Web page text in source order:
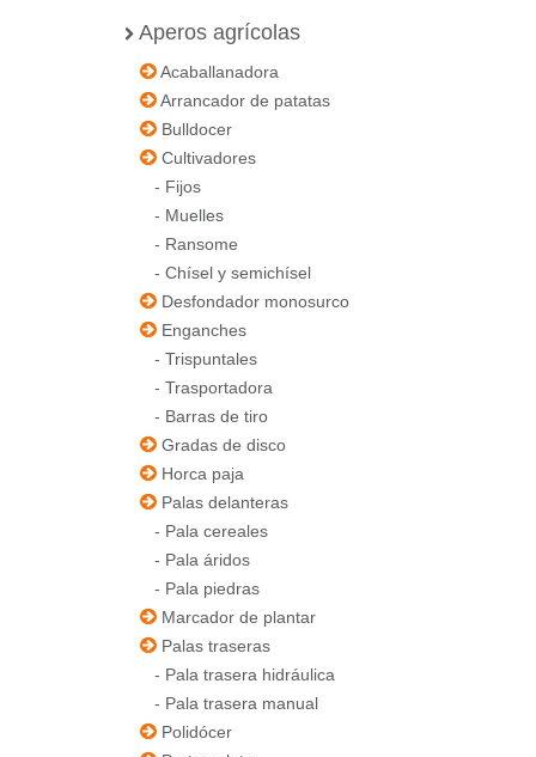
Aperos agrícolas
Acaballanadora
Arrancador de patatas
Bulldocer
Cultivadores
- Fijos
- Muelles
- Ransome
- Chísel y semichísel
Desfondador monosurco
Enganches
- Trispuntales
- Trasportadora
- Barras de tiro
Gradas de disco
Horca paja
Palas delanteras
- Pala cereales
- Pala áridos
- Pala piedras
Marcador de plantar
Palas traseras
- Pala trasera hidráulica
- Pala trasera manual
Polidócer